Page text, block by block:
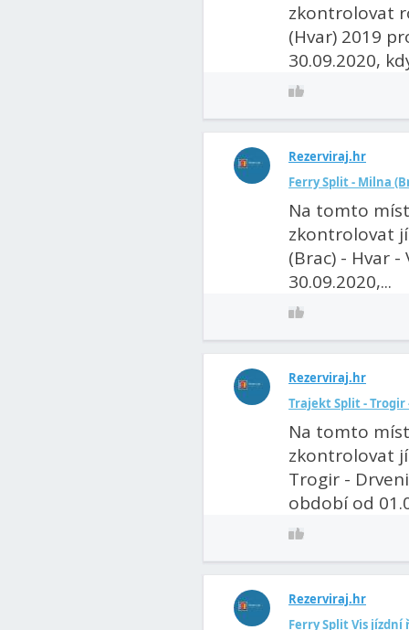
zkontrolovat
(Hvar) 2019
30.09.2020,
Rezerviraj.hr
Ferry Split - Milna
Na tomto
zkontrolovat
(Brac) - Hvar
30.09.2020,...
Rezerviraj.hr
Trajekt Split -
Na tomto
zkontrolovat
Trogir -
období od
Rezerviraj.hr
Ferry Split Vis jízdní